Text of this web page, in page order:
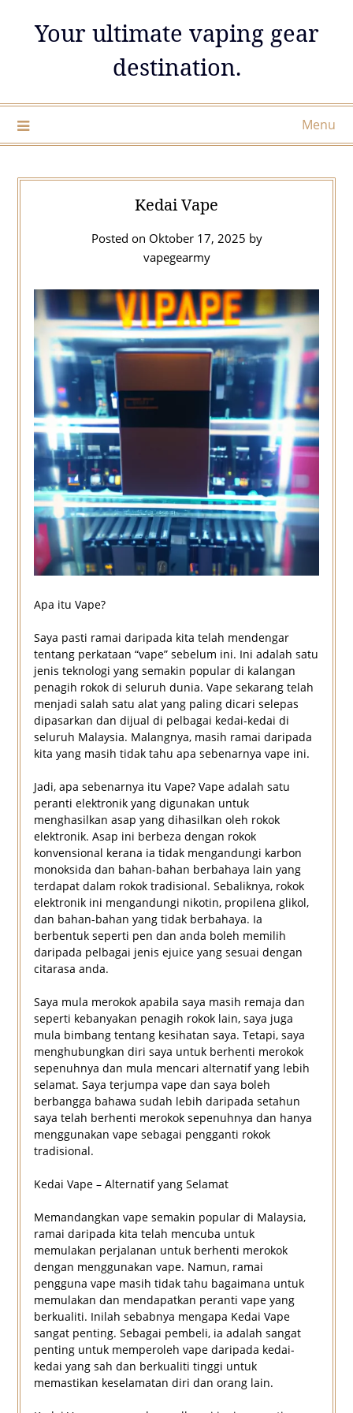
Your ultimate vaping gear
destination.
Menu
Kedai Vape
Posted on Oktober 17, 2025 by
vapegearmy
Apa itu Vape?
Saya pasti ramai daripada kita telah mendengar
tentang perkataan “vape” sebelum ini. Ini adalah satu
jenis teknologi yang semakin popular di kalangan
penagih rokok di seluruh dunia. Vape sekarang telah
menjadi salah satu alat yang paling dicari selepas
dipasarkan dan dijual di pelbagai kedai-kedai di
seluruh Malaysia. Malangnya, masih ramai daripada
kita yang masih tidak tahu apa sebenarnya vape ini.
Jadi, apa sebenarnya itu Vape? Vape adalah satu
peranti elektronik yang digunakan untuk
menghasilkan asap yang dihasilkan oleh rokok
elektronik. Asap ini berbeza dengan rokok
konvensional kerana ia tidak mengandungi karbon
monoksida dan bahan-bahan berbahaya lain yang
terdapat dalam rokok tradisional. Sebaliknya, rokok
elektronik ini mengandungi nikotin, propilena glikol,
dan bahan-bahan yang tidak berbahaya. Ia
berbentuk seperti pen dan anda boleh memilih
daripada pelbagai jenis ejuice yang sesuai dengan
citarasa anda.
Saya mula merokok apabila saya masih remaja dan
seperti kebanyakan penagih rokok lain, saya juga
mula bimbang tentang kesihatan saya. Tetapi, saya
menghubungkan diri saya untuk berhenti merokok
sepenuhnya dan mula mencari alternatif yang lebih
selamat. Saya terjumpa vape dan saya boleh
berbangga bahawa sudah lebih daripada setahun
saya telah berhenti merokok sepenuhnya dan hanya
menggunakan vape sebagai pengganti rokok
tradisional.
Kedai Vape – Alternatif yang Selamat
Memandangkan vape semakin popular di Malaysia,
ramai daripada kita telah mencuba untuk
memulakan perjalanan untuk berhenti merokok
dengan menggunakan vape. Namun, ramai
pengguna vape masih tidak tahu bagaimana untuk
memulakan dan mendapatkan peranti vape yang
berkualiti. Inilah sebabnya mengapa Kedai Vape
sangat penting. Sebagai pembeli, ia adalah sangat
penting untuk memperoleh vape daripada kedai-
kedai yang sah dan berkualiti tinggi untuk
memastikan keselamatan diri dan orang lain.